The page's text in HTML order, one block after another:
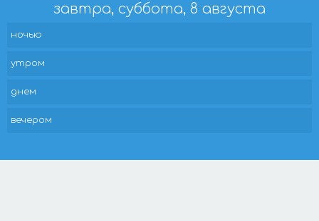
завтра, суббота, 8 августа
ночью
утром
днем
вечером